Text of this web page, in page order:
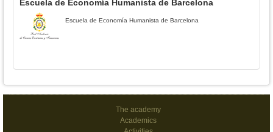
Escuela de Economía Humanista de Barcelona
Escuela de Economía Humanista de Barcelona
The academy
Academics